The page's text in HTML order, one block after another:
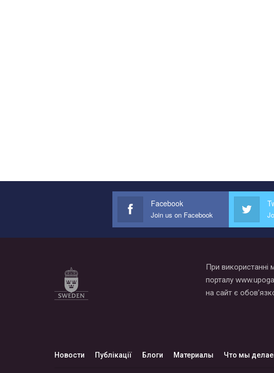
Facebook
Join us on Facebook
При використанні
порталу
на сайт є
Новости Публікації Блоги Материалы Что мы